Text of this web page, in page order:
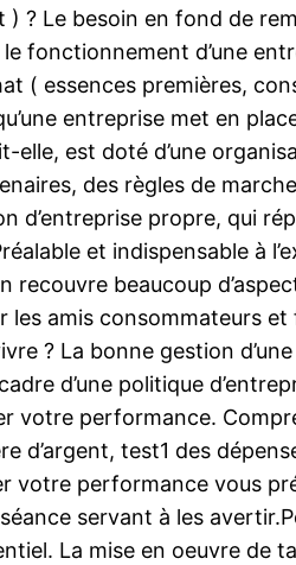
? Le besoin en fond de
fonctionnement d’une
( essences premières,
entreprise met en
est doté d’une
des règles de
d’entreprise propre, qui
et indispensable à
beaucoup
les amis consommateurs
? La bonne gestion
d’une politique
votre performance.
d’argent, test1 des
votre performance vous
servant à les
La mise en oeuvre